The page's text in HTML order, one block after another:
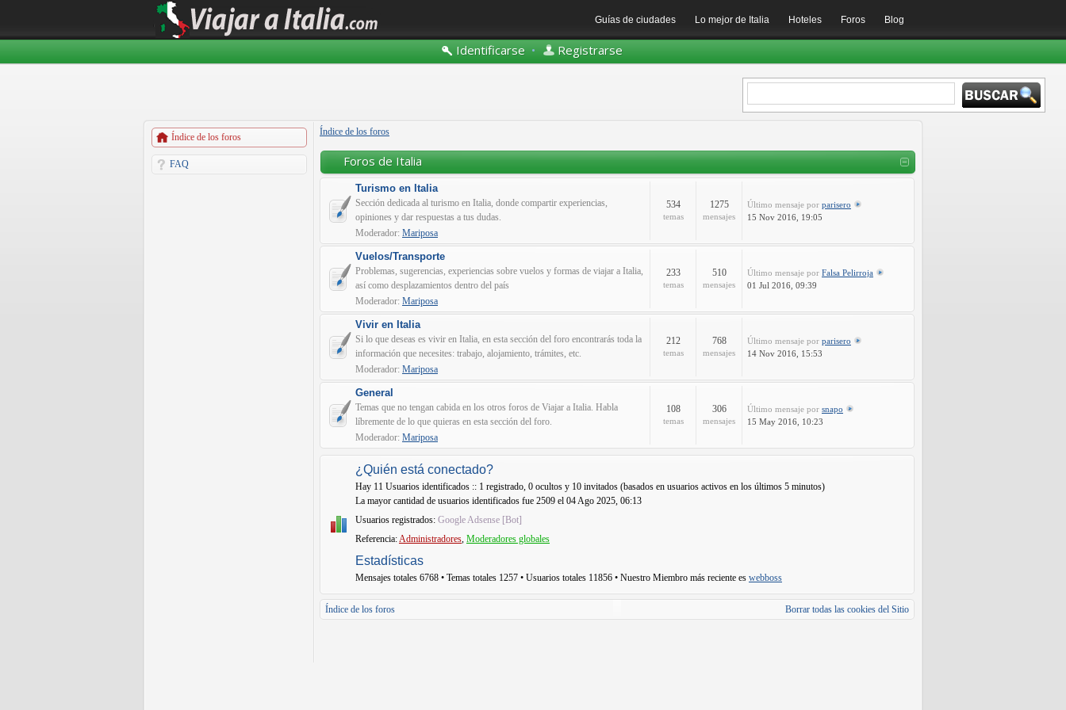
Guías de ciudades Lo mejor de Italia Hoteles Foros Blog
Identificarse • Registrarse
Índice de los foros
FAQ
Índice de los foros
Foros de Italia
Turismo en Italia
Sección dedicada al turismo en Italia, donde compartir experiencias,
opiniones y dar respuestas a tus dudas.
Moderador: Mariposa
534
temas
1275
mensajes
Último mensaje por parisero
15 Nov 2016, 19:05
Vuelos/Transporte
Problemas, sugerencias, experiencias sobre vuelos y formas de viajar a Italia,
así como desplazamientos dentro del país
Moderador: Mariposa
233
temas
510
mensajes
Último mensaje por Falsa Pelirroja
01 Jul 2016, 09:39
Vivir en Italia
Si lo que deseas es vivir en Italia, en esta sección del foro encontrarás toda la
información que necesites: trabajo, alojamiento, trámites, etc.
Moderador: Mariposa
212
temas
768
mensajes
Último mensaje por parisero
14 Nov 2016, 15:53
General
Temas que no tengan cabida en los otros foros de Viajar a Italia. Habla
líbremente de lo que quieras en esta sección del foro.
Moderador: Mariposa
108
temas
306
mensajes
Último mensaje por snapo
15 May 2016, 10:23
¿Quién está conectado?
Hay 11 Usuarios identificados :: 1 registrado, 0 ocultos y 10 invitados (basados en usuarios activos en los últimos 5 minutos)
La mayor cantidad de usuarios identificados fue 2509 el 04 Ago 2025, 06:13
Usuarios registrados: Google Adsense [Bot]
Referencia:Administradores, Moderadores globales
Estadísticas
Mensajes totales 6768 • Temas totales 1257 • Usuarios totales 11856 • Nuestro Miembro más reciente es webboss
Índice de los foros Borrar todas las cookies del Sitio